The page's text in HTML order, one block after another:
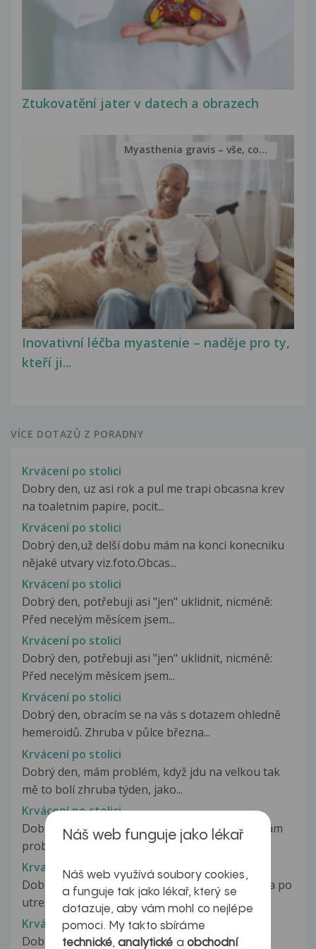
Ztukovatění jater v datech a obrazech
Inovativní léčba myastenie – naděje pro ty,
kteří ji...
Myasthenia gravis – vše, co...
VÍCE DOTAZŮ Z PORADNY
Krvácení po stolici
Dobry den, uz asi rok a pul me trapi obcasna krev
na toaletnim papire, pocit...
Krvácení po stolici
Dobrý den,už delší dobu mám na konci konecniku
nějaké utvary viz.foto.Obcas...
Krvácení po stolici
Dobrý den, potřebuji asi "jen" uklidnit, nicméně:
Před necelým měsícem jsem...
Krvácení po stolici
Dobrý den, potřebuji asi "jen" uklidnit, nicméně:
Před necelým měsícem jsem...
Krvácení po stolici
Dobrý den, obracím se na vás s dotazem ohledně
hemeroidů. Zhruba v půlce března...
Krvácení po stolici
Dobrý den, mám problém, když jdu na velkou tak
mě to bolí zhruba týden, jako...
Krvácení po stolici
Dobrý den, od porodu, který byl před 3roky, mám
problémy sem tam při stolici,...
Krvaceni po stolici
Dobry den mam dotaz dnes jsem byla na velke a po
utreni jsem na toaletnim papire...
Krvácení po stolici.
Dobrý den, je mi 19 let a chtěla poradit, co mám
Náš web funguje jako lékař
Náš web využívá soubory cookies,
a funguje tak jako lékař, který se
dotazuje, aby vám mohl co nejlépe
pomoci. My takto sbíráme
technické,analytické a obchodní